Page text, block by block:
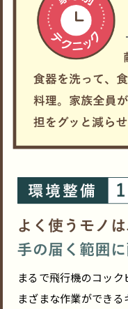
まるで飛行機のコッ
まざまな作業ができ